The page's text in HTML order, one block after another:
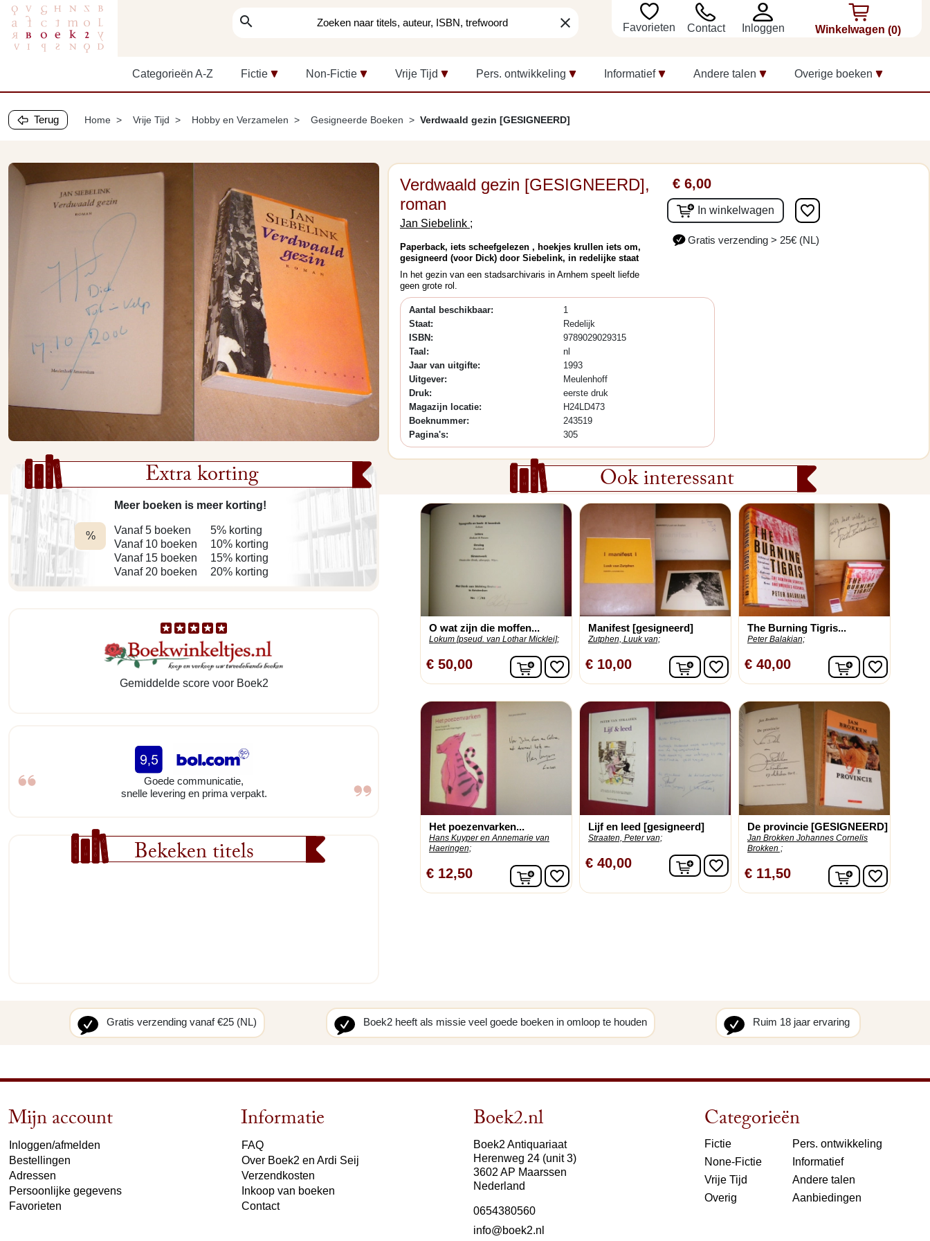
search clear Favorieten Contact Inloggen Winkelwagen (0)
Categorieën A-Z Fictie Non-Fictie Vrije Tijd Pers. ontwikkeling Informatief Andere talen Overige boeken
Terug Home Vrije Tijd Hobby en Verzamelen Gesigneerde Boeken Verdwaald gezin [GESIGNEERD]
Verdwaald gezin [GESIGNEERD],
roman
Jan Siebelink ;
Paperback, iets scheefgelezen , hoekjes krullen iets om,
gesigneerd (voor Dick) door Siebelink, in redelijke staat
In het gezin van een stadsarchivaris in Arnhem speelt liefde
geen grote rol.
€ 6,00
In winkelwagen favorite_border
Gratis verzending > 25€ (NL)
Aantal beschikbaar:
1
Staat:
Redelijk
ISBN:
9789029029315
Taal:
nl
Jaar van uitgifte:
1993
Uitgever:
Meulenhoff
Druk:
eerste druk
Magazijn locatie:
H24LD473
Boeknummer:
243519
Pagina's:
305
Extra korting
%
Meer boeken is meer korting!
Vanaf 5 boeken
Vanaf 10 boeken
Vanaf 15 boeken
Vanaf 20 boeken
5% korting
10% korting
15% korting
20% korting
Gemiddelde score voor Boek2
Goede communicatie,
snelle levering en prima verpakt.
Bekeken titels
Ook interessant
O wat zijn die moffen...
Lokum [pseud. van Lothar Micklei];
€ 50,00 In winkelwagen
favorite_border
Manifest [gesigneerd]
Zutphen, Luuk van;
€ 10,00 In winkelwagen
favorite_border
The Burning Tigris...
Peter Balakian;
€ 40,00 Infavorite_border
Het poezenvarken...
Hans Kuyper en Annemarie van
Haeringen;
€ 12,50 In winkelwagen
favorite_border
Lijf en leed [gesigneerd]
Straaten, Peter van;
€ 40,00 In winkelwagen
favorite_border
De provincie [GESIGNEERD]
Jan Brokken Johannes Cornelis
Brokken ;
€ 11,50 Infavorite_border
Gratis verzending vanaf €25 (NL) Boek2 heeft als missie veel goede boeken in omloop te houden Ruim 18 jaar ervaring
Mijn account
Inloggen/afmelden
Bestellingen
Adressen
Persoonlijke gegevens
Favorieten
Informatie
FAQ
Over Boek2 en Ardi Seij
Verzendkosten
Inkoop van boeken
Contact
Boek2.nl
Boek2 Antiquariaat
Herenweg 24 (unit 3)
3602 AP Maarssen
Nederland
0654380560
info@boek2.nl
Categorieën
Fictie
None-Fictie
Vrije Tijd
Overig
Pers. ontwikkeling
Informatief
Andere talen
Aanbiedingen